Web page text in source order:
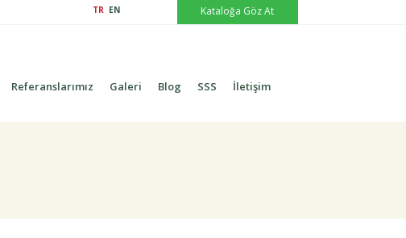
TR EN Kataloğa Göz At
Referanslarımız Galeri Blog SSS İletişim